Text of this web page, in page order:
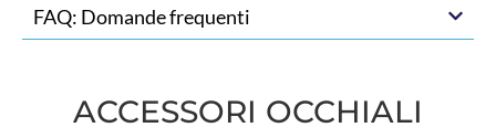
FAQ: Domande frequenti
ACCESSORI OCCHIALI